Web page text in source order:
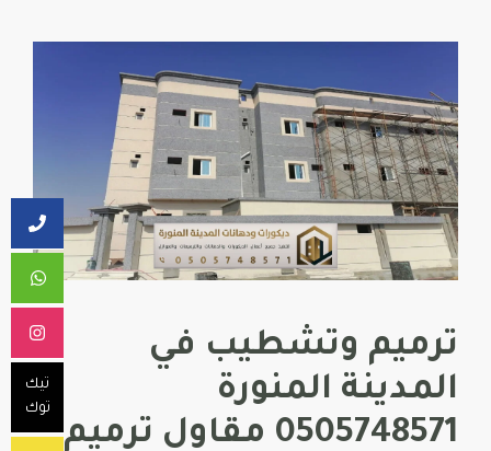
تيك
توك
ترميم وتشطيب في
المدينة المنورة
0505748571 مقاول ترميم